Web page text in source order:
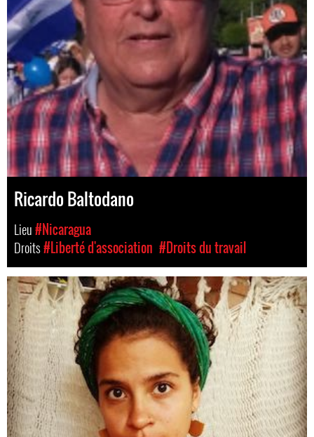
Ricardo Baltodano
Lieu#Nicaragua
Droits#Liberté d'association #Droits du travail